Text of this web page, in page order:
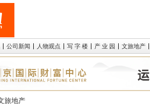
公司新闻 人物观点 写 字 楼 产 业 园 文旅地产
旅地产